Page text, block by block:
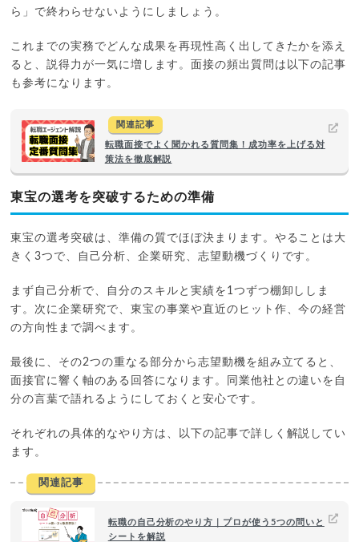
ら」で終わらせないようにしましょう。
これまでの実務でどんな成果を再現性高く出してきたかを添え
ると、説得力が一気に増します。面接の頻出質問は以下の記事
も参考になります。
関連記事
転職面接でよく聞かれる質問集！成功率を上げる対
策法を徹底解説
東宝の選考を突破するための準備
東宝の選考突破は、準備の質でほぼ決まります。やることは大
きく3つで、自己分析、企業研究、志望動機づくりです。
まず自己分析で、自分のスキルと実績を1つずつ棚卸ししま
す。次に企業研究で、東宝の事業や直近のヒット作、今の経営
の方向性まで調べます。
最後に、その2つの重なる部分から志望動機を組み立てると、
面接官に響く軸のある回答になります。同業他社との違いを自
分の言葉で語れるようにしておくと安心です。
それぞれの具体的なやり方は、以下の記事で詳しく解説してい
ます。
関連記事
転職の自己分析のやり方｜プロが使う5つの問いと
シートを解説